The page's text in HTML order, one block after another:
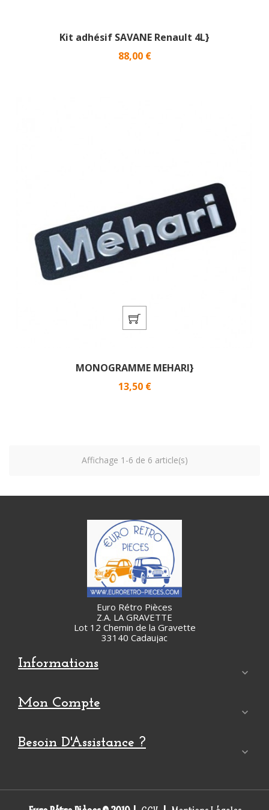
Kit adhésif SAVANE Renault 4L}
Prix
88,00 €
MONOGRAMME MEHARI}
Prix
13,50 €
Affichage 1-6 de 6 article(s)
Euro Rétro Pièces
Z.A. LA GRAVETTE
Lot 12 Chemin de la Gravette
33140 Cadaujac
Informations

Mon Compte

Besoin D'Assistance ?
